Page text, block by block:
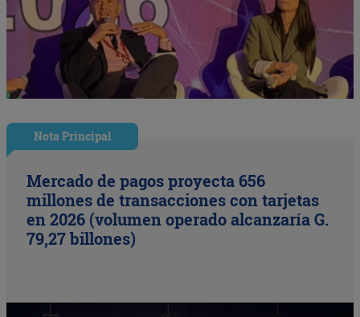
Nota Principal
Mercado de pagos proyecta 656
millones de transacciones con tarjetas
en 2026 (volumen operado alcanzaría G.
79,27 billones)